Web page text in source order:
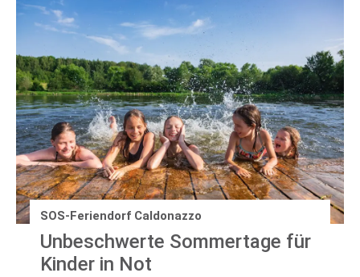
SOS-Feriendorf Caldonazzo
Unbeschwerte Sommertage für
Kinder in Not